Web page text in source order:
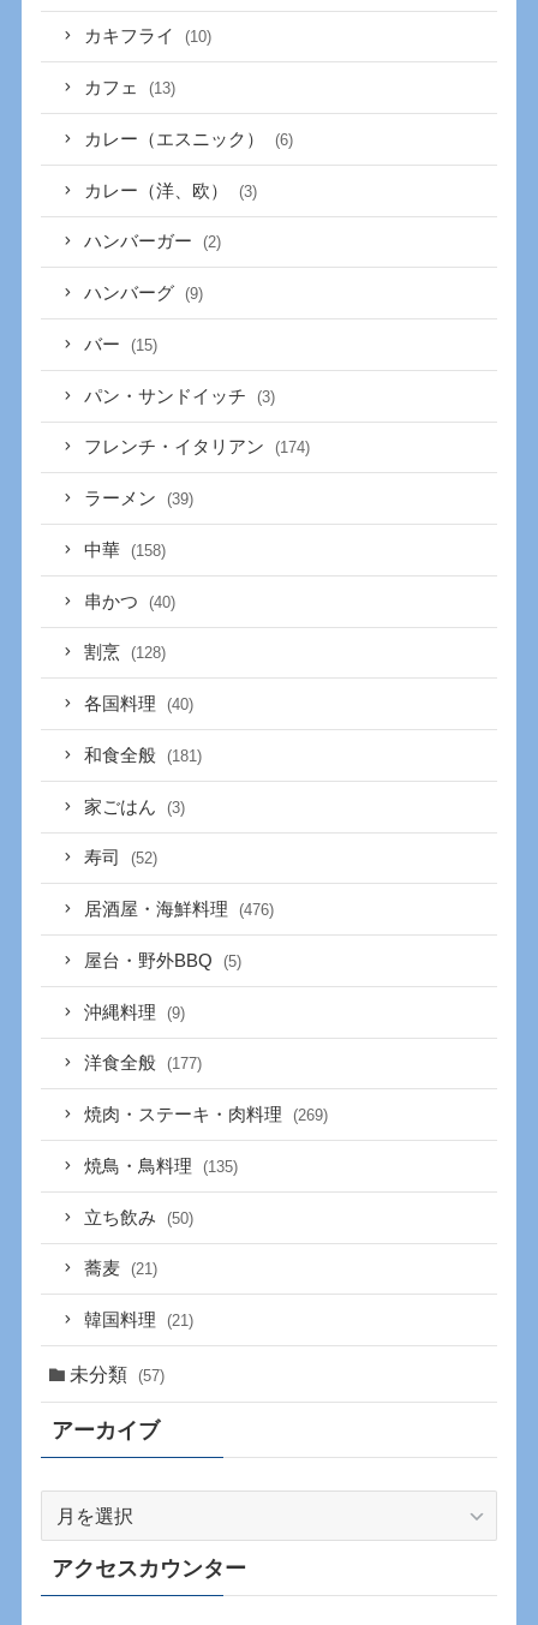
カキフライ (10)
カフェ (13)
カレー（エスニック） (6)
カレー（洋、欧） (3)
ハンバーガー (2)
ハンバーグ (9)
バー (15)
パン・サンドイッチ (3)
フレンチ・イタリアン (174)
ラーメン (39)
中華 (158)
串かつ (40)
割烹 (128)
各国料理 (40)
和食全般 (181)
家ごはん (3)
寿司 (52)
居酒屋・海鮮料理 (476)
屋台・野外BBQ (5)
沖縄料理 (9)
洋食全般 (177)
焼肉・ステーキ・肉料理 (269)
焼鳥・鳥料理 (135)
立ち飲み (50)
蕎麦 (21)
韓国料理 (21)
未分類 (57)
アーカイブ
カ
イ
アクセスカウンター